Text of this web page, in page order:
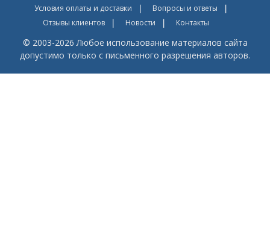
Условия оплаты и доставки
Вопросы и ответы
Отзывы клиентов
Новости Контакты
© 2003-2026 Любое использование материалов сайта
допустимо только с письменного разрешения авторов.